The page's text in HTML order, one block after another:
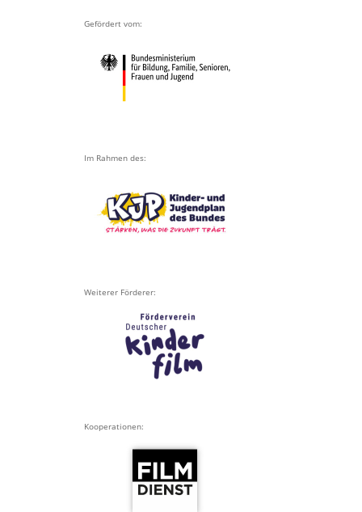
Gefördert vom:
Im Rahmen des:
Weiterer Förderer:
Kooperationen: